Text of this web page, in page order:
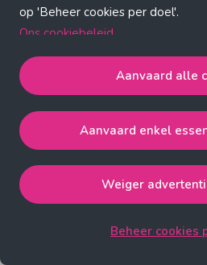
op 'Beheer cookies per doel'.
Ons cookiebeleid
Aanvaard alle cookiesgaat
noodzakelijke, analytische,
cookies.
de strict noodzakelijke cookies.
Weiger advertentie cookies
Aanvaard alle
Aanvaard enkel
Weiger
Beheer cookies